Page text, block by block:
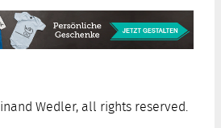
Wedler, all rights reserved.